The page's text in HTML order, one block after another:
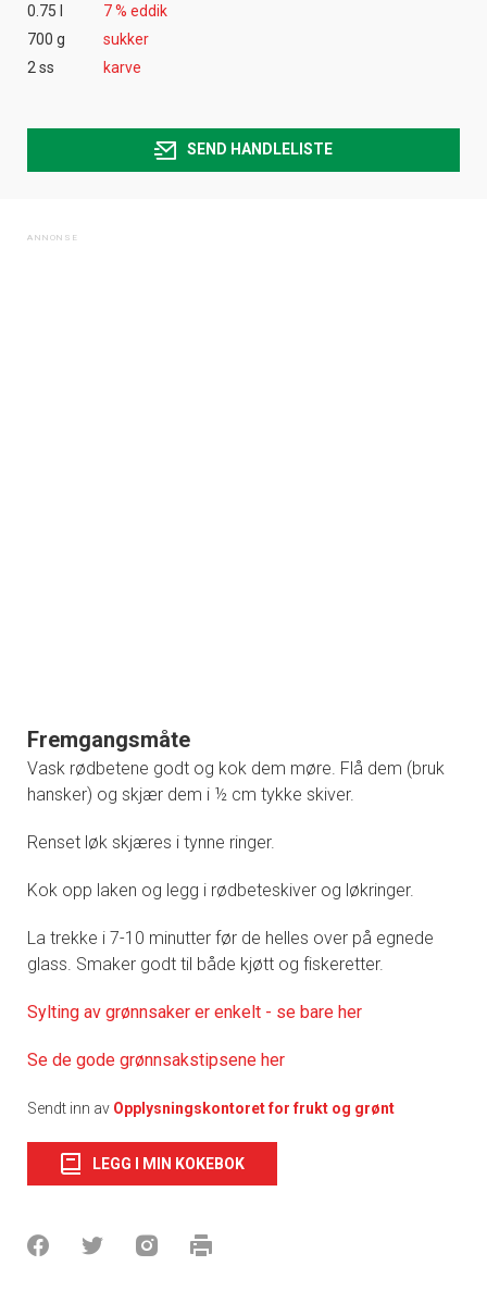
0.75 l
7 % eddik
700 g
sukker
2 ss
karve
SEND HANDLELISTE
Fremgangsmåte
Vask rødbetene godt og kok dem møre. Flå dem (bruk
hansker) og skjær dem i ½ cm tykke skiver.
Renset løk skjæres i tynne ringer.
Kok opp laken og legg i rødbeteskiver og løkringer.
La trekke i 7-10 minutter før de helles over på egnede
glass. Smaker godt til både kjøtt og fiskeretter.
Sylting av grønnsaker er enkelt - se bare her
Se de gode grønnsakstipsene her
Sendt inn av Opplysningskontoret for frukt og grønt
LEGG I MIN KOKEBOK